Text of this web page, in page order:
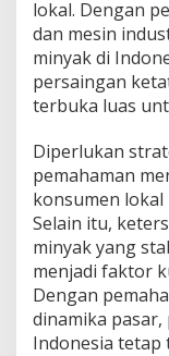
lokal. Dengan
dan mesin
minyak di
persaingan
terbuka luas
Diperlukan
pemahaman
konsumen
Selain itu,
minyak yang
menjadi faktor
Dengan
dinamika
Indonesia tetap